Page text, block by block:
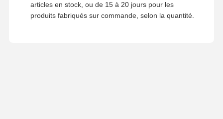
articles en stock, ou de 15 à 20 jours pour les
produits fabriqués sur commande, selon la quantité.